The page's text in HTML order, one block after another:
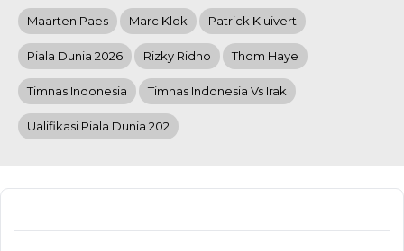
Maarten Paes Marc Klok Patrick Kluivert
Piala Dunia 2026 Rizky Ridho Thom Haye
Timnas Indonesia Timnas Indonesia Vs Irak
Ualifikasi Piala Dunia 202